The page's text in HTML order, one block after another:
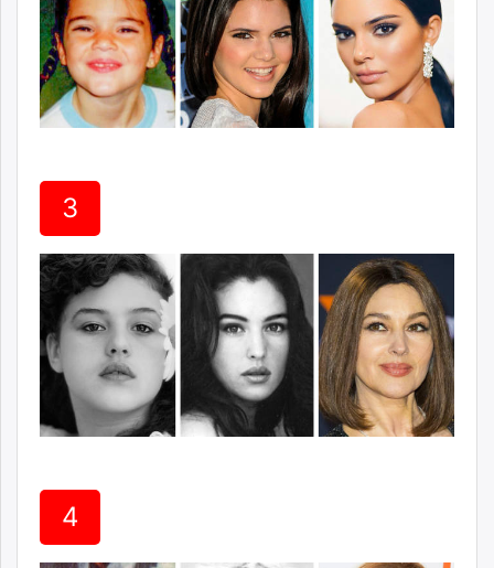
asu.mn
shudarga.mn
shuurhai.mn
unuudur.mn
isee.mn
itoim.mn
tumen.mn
shuum.mn
times.mn
tvmongolia.mn
mass.mn
unegui.mn
assa.mn
toim.mn
unread.today
3
4